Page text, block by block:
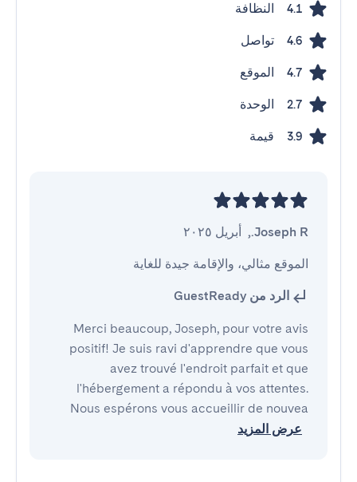
4.1 النظافة
4.6 تواصل
4.7 الموقع
2.7 الوحدة
3.9 قيمة
Joseph R.
, أبريل ٢٠٢٥
الموقع مثالي، والإقامة جيدة للغاية
الرد من GuestReady
Merci beaucoup, Joseph, pour votre avis
positif! Je suis ravi d'apprendre que vous
avez trouvé l'endroit parfait et que
l'hébergement a répondu à vos attentes.
Nous espérons vous accueillir de nouvea
عرض المزيد